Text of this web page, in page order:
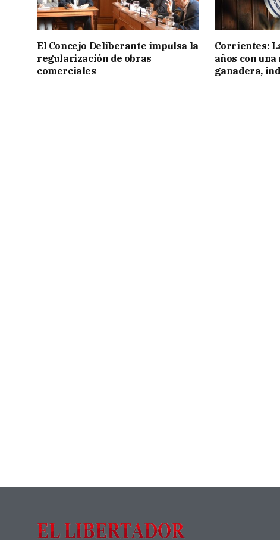
El Concejo Deliberante impulsa la
regularización de obras
comerciales
Corrientes:
años con
ganadera,